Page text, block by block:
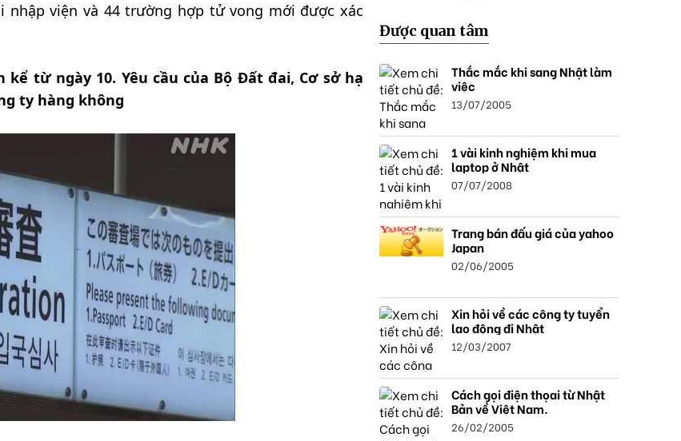
nhập viện và 44 trường hợp tử vong mới được xác
từ ngày 10. Yêu cầu của Bộ Đất đai, Cơ sở hạ
ty hàng không
Được quan tâm
Thắc mắc khi sang Nhật làm
việc
13/07/2005
1 vài kinh nghiệm khi mua
laptop ở Nhật
07/07/2008
Trang bán đấu giá của yahoo
Japan
02/06/2005
Xin hỏi về các công ty tuyển
lao động đi Nhật
12/03/2007
Cách gọi điện thọai từ Nhật
Bản về Việt Nam.
26/02/2005